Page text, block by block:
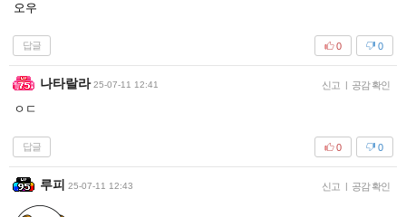
오우
답글 0
0
나타랄라 25-07-11 12:41 신고 | 공감 확인
ㅇㄷ
답글 0
0
루피 25-07-11 12:43 신고 | 공감 확인